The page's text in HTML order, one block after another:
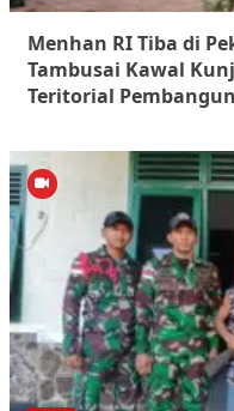
Menhan RI Tiba di
Tambusai Kawal
Teritorial